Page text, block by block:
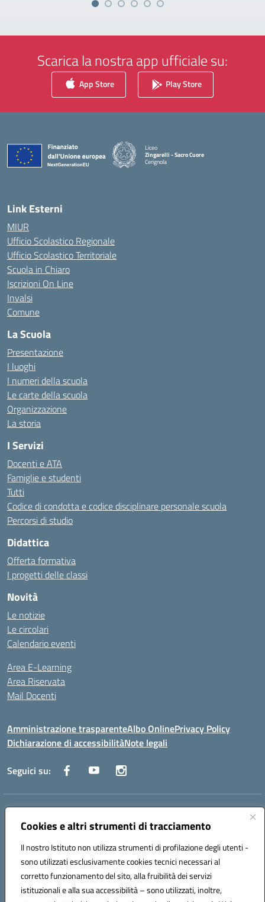
Cookies e altri strumenti di tracciamento
Il nostro Istituto non utilizza strumenti di profilazione degli utenti -
sono utilizzati esclusivamente cookies tecnici necessari al
corretto funzionamento del sito, alla fruibilità dei servizi
istituzionali e alla sua accessibilità – sono utilizzati, inoltre,
Scarica la nostra app ufficiale su:
App Store Play Store
Liceo
Zingarelli - Sacro Cuore
Cerignola
— Visita la pagina iniziale della scuola
Link Esterni
MIUR
Ufficio Scolastico Regionale
Ufficio Scolastico Territoriale
Scuola in Chiaro
Iscrizioni On Line
Invalsi
Comune
La Scuola
Presentazione
I luoghi
I numeri della scuola
Le carte della scuola
Organizzazione
La storia
I Servizi
Docenti e ATA
Famiglie e studenti
Tutti
Codice di condotta e codice disciplinare personale scuola
Percorsi di studio
Didattica
Offerta formativa
I progetti delle classi
Novità
Le notizie
Le circolari
Calendario eventi
Area E-Learning
Area Riservata
Mail Docenti
Amministrazione trasparenteAlbo OnlinePrivacy Policy
Dichiarazione di accessibilitàNote legali
Seguici su:
Indirizzo:
Centralino:0885 417864 Email:fgpc180008@istruzione.it
Codice fiscale: 90043150714
Codice meccanografico:
FGPC180008
Codice Indice delle Pubbliche Amministrazioni (IPA): lzcc